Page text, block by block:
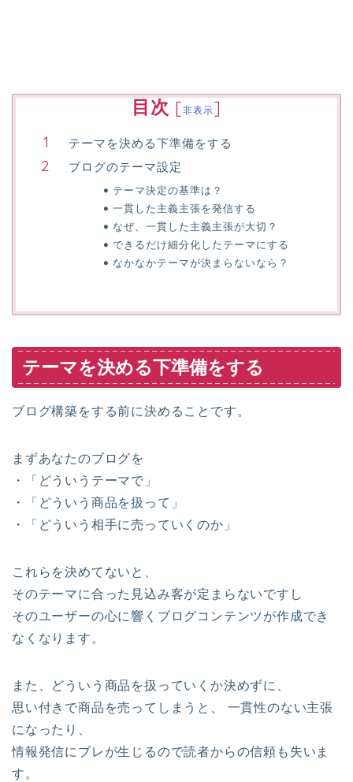
目次 [非表示]
テーマを決める下準備をする
ブログのテーマ設定
テーマ決定の基準は？
一貫した主義主張を発信する
なぜ、一貫した主義主張が大切？
できるだけ細分化したテーマにする
なかなかテーマが決まらないなら？
テーマを決める下準備をする
ブログ構築をする前に決めることです。
まずあなたのブログを
・「どういうテーマで」
・「どういう商品を扱って」
・「どういう相手に売っていくのか」
これらを決めてないと、
そのテーマに合った見込み客が定まらないですし
そのユーザーの心に響くブログコンテンツが作成でき
なくなります。
また、どういう商品を扱っていくか決めずに、
思い付きで商品を売ってしまうと、 一貫性のない主張
になったり、
情報発信にブレが生じるので読者からの信頼も失いま
す。